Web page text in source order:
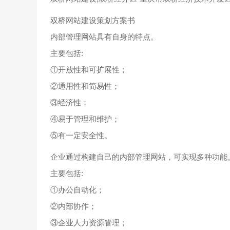
双桥网站建设策划方案书
内部管理网站具有自身的特点。
主要包括:
①开放性和可扩展性；
②通用性和简易性；
③经济性；
④易于管理和维护；
⑤有一定安全性。
企业通过构建自己的内部管理网站，可实现多种功能
主要包括:
①办公自动化；
②内部协作；
③企业人力资源管理；